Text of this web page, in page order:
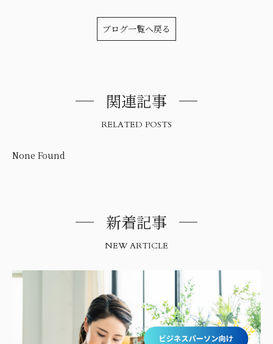
ブログ一覧へ戻る
関連記事
RELATED POSTS
None Found
新着記事
NEW ARTICLE